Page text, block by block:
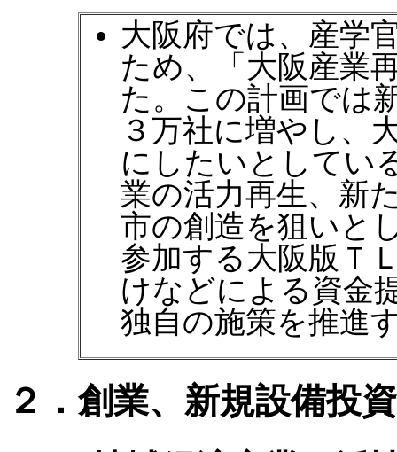
大阪府では、産学
ため、「大阪産業
た。この計画では
３万社に増やし、
にしたいとしてい
業の活力再生、新
市の創造を狙いと
参加する大阪版Ｔ
けなどによる資金
独自の施策を推進
２．創業、新規設備投